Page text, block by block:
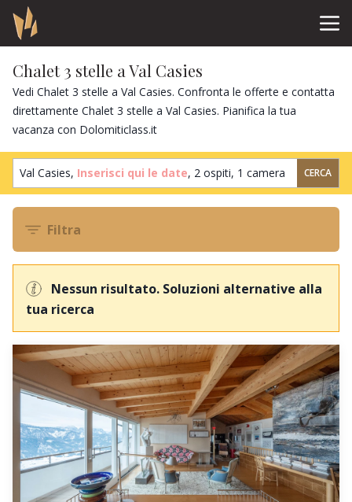
Chalet 3 stelle a Val Casies
Vedi Chalet 3 stelle a Val Casies. Confronta le offerte e contatta
direttamente Chalet 3 stelle a Val Casies. Pianifica la tua
vacanza con Dolomiticlass.it
Val Casies, Inserisci qui le date, 2 ospiti, 1 camera CERCA
Filtra
Nessun risultato. Soluzioni alternative alla
tua ricerca